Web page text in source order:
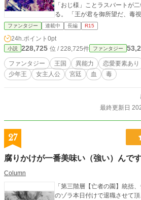
「おじ様」ことラスバートが
る。 「王が君を御所望だ、毒視姫……」 理由は多々ありなが
らも、半ば強引に、ラスバート
る。 そこでリシュを待っていたのは、前王亡き後、十一歳で
即位してから四年。十五歳に
トだった。 魔性王との異名を持つロキルトは、リシュに告げ
る。 「更なる魔性の力を、我に与えよ……」 伝説の魔花【サ
リュウス】に宿る魔性の力に繋
分の支配下に置きたがるロキルト。 最初は反感だらけ
いや真実に触れていくうちに
になり始めて……。
ファンタジー 連載中 長編 R15
24h.ポイント 0pt
小説 228,725 位 / 228,725件 ファンタジー
ファンタジー 王国 異能力 恋愛要素あり
少年王
女主人公 宮廷 血 毒
最終更新日
27
腐りかけが一番美味い（強い）んで
Column
「第三階層【亡者の園】統括
のゾラ本日付けで退職させて頂きます。」 給